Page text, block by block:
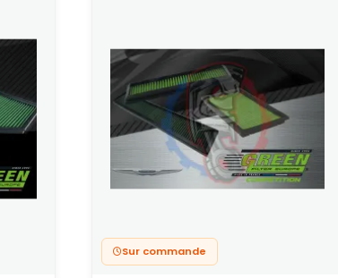
Sur commande